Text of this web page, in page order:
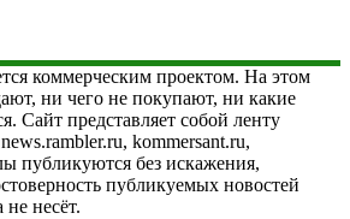
коммерческим проектом. На этом
ни чего не покупают, ни какие
Сайт представляет собой ленту
kommersant.ru,
публикуются без искажения,
публикуемых новостей
несёт.